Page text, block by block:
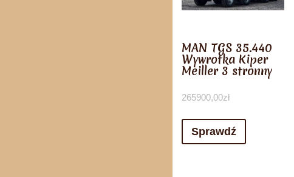
MAN TGS 35.440
Wywrotka Kiper
Meiller 3 stronny
265900,00zł
Sprawdź